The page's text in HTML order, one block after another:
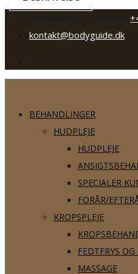
BodyGuide | Telefon
kontakt@bodyguide.dk
BEHANDLINGER
HUDPLEJE
HUDPLEJE
SPECIALER
FORÅR/
KROPSPLEJE
FEDTFRYS
MASSAGE